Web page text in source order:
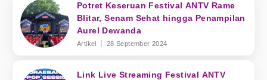
Potret Keseruan Festival ANTV Rame
Blitar, Senam Sehat hingga Penampilan
Aurel Dewanda
Artikel 28 September 2024
Link Live Streaming Festival ANTV